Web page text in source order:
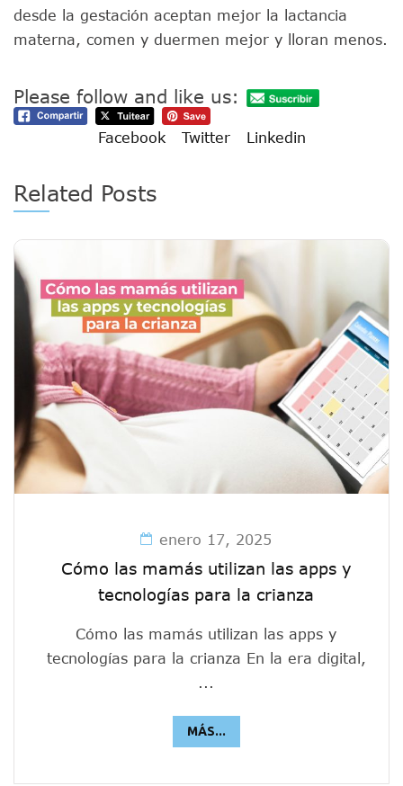
desde la gestación aceptan mejor la lactancia
materna, comen y duermen mejor y lloran menos.
Please follow and like us:
Facebook Twitter Linkedin
Related Posts
enero 17, 2025
Cómo las mamás utilizan las apps y
tecnologías para la crianza
Cómo las mamás utilizan las apps y
tecnologías para la crianza En la era digital,
MÁS...